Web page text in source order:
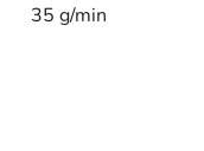
35 g/min